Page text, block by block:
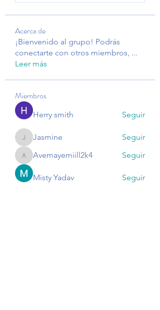
Acerca de
¡Bienvenido al grupo! Podrás
conectarte con otros miembros, ...
Leer más
Miembros
Herry smith Seguir
Jasmine
Jasmine Seguir
Avemayemiill2k4
Avemayemiill2k4 Seguir
Misty Yadav Seguir